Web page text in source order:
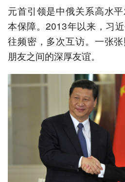
元首引领是中俄关系高水
本保障。2013年以来，习
往频密，多次互访。一张
朋友之间的深厚友谊。